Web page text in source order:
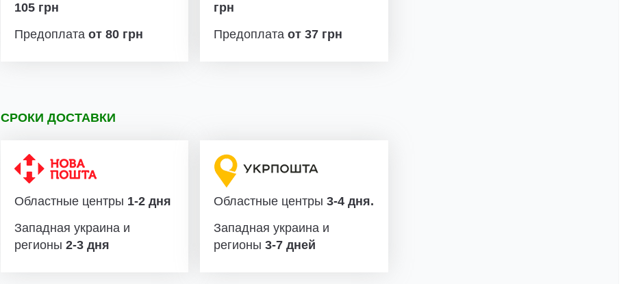
105 грн
Предоплата от 80 грн
грн
Предоплатаот 37 грн
СРОКИ ДОСТАВКИ
Областные центры 1-2 дня
Западная украина и
регионы 2-3 дня
Областные центры 3-4 дня.
Западная украина и
регионы 3-7 дней